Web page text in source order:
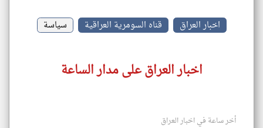
اخبار العراق قناه السومرية العراقية سياسة
اخبار العراق على مدار الساعة
أخر ساعة في اخبار العراق